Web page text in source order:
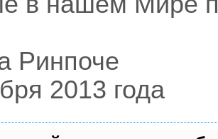
Ринпоче
2013 года